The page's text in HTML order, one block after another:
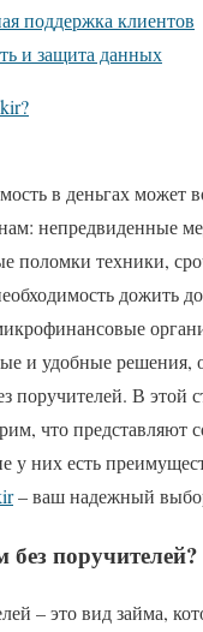
поддержка клиентов
и защита данных
в деньгах может
непредвиденные
поломки техники,
дожить
и удобные решения,
поручителей. В этой
что представляют
у них есть
– ваш надежный
без поручителей?
– это вид займа,